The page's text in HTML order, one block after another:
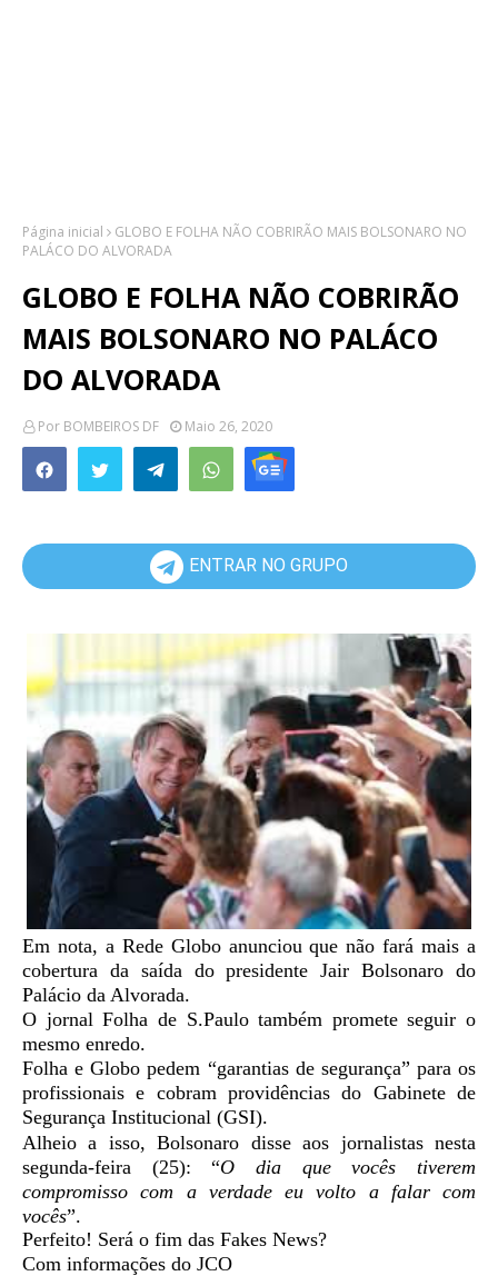
Página inicial
GLOBO E FOLHA NÃO COBRIRÃO MAIS BOLSONARO NO
PALÁCO DO ALVORADA
GLOBO E FOLHA NÃO COBRIRÃO
MAIS BOLSONARO NO PALÁCO
DO ALVORADA
Por BOMBEIROS DF Maio 26, 2020
ENTRAR NO GRUPO
Em nota, a Rede Globo anunciou que não fará mais a
cobertura da saída do presidente Jair Bolsonaro do
Palácio da Alvorada.
O jornal Folha de S.Paulo também promete seguir o
mesmo enredo.
Folha e Globo pedem “garantias de segurança” para os
profissionais e cobram providências do Gabinete de
Segurança Institucional (GSI).
Alheio a isso, Bolsonaro disse aos jornalistas nesta
segunda-feira (25): “O dia que vocês tiverem
compromisso com a verdade eu volto a falar com
vocês”.
Perfeito! Será o fim das Fakes News?
Com informações do JCO